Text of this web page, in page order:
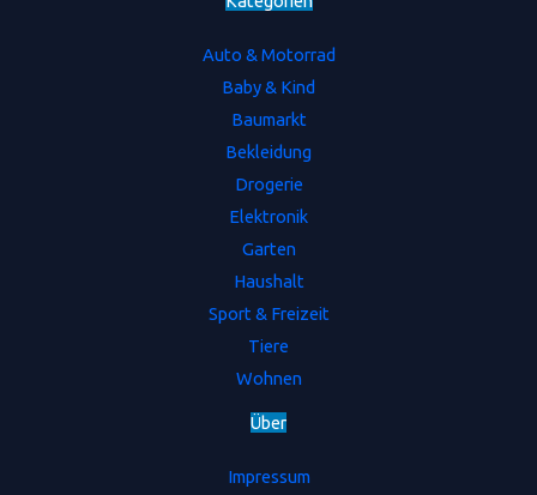
Auto & Motorrad
Baby & Kind
Baumarkt
Bekleidung
Drogerie
Elektronik
Garten
Haushalt
Sport & Freizeit
Tiere
Wohnen
Über
Impressum